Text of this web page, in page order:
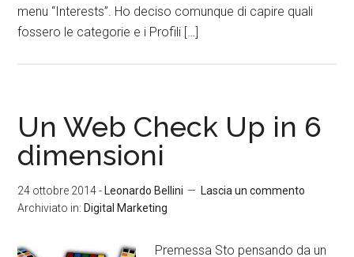
menu “Interests”. Ho deciso comunque di capire quali
fossero le categorie e i Profili […]
Un Web Check Up in 6
dimensioni
24 ottobre 2014- Leonardo Bellini
Lascia un commento
Archiviato in: Digital Marketing
Premessa Sto pensando da un